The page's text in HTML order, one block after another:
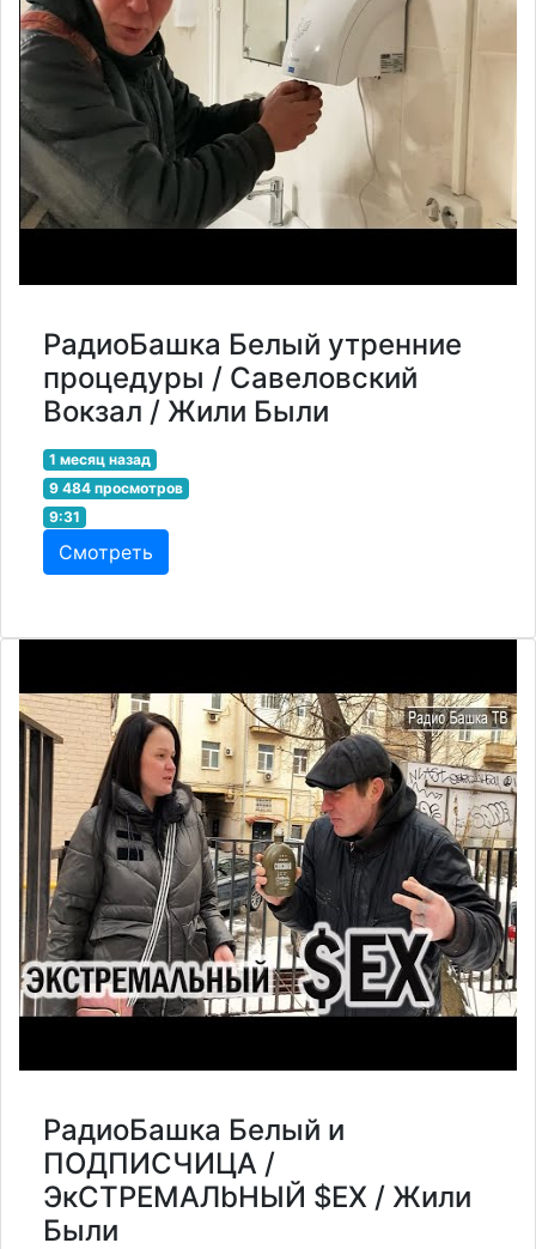
РадиоБашка Белый утренние
процедуры / Савеловский
Вокзал / Жили Были
1 месяц назад
9 484 просмотров
9:31
Смотреть
РадиоБашка Белый и
ПОДПИСЧИЦА /
ЭкCTPEMAЛbНЫЙ $EX / Жили
Были